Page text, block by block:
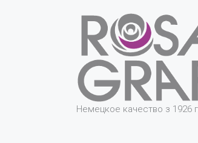
Немецкое качество з 1926